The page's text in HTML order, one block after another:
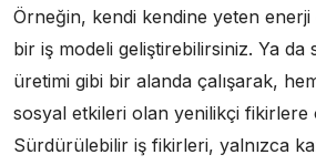
Örneğin, kendi kendine yeten
bir iş modeli geliştirebilirsiniz. Ya da
üretimi gibi bir alanda çalışarak,
sosyal etkileri olan yenilikçi fikirlere
Sürdürülebilir iş fikirleri, yalnızca